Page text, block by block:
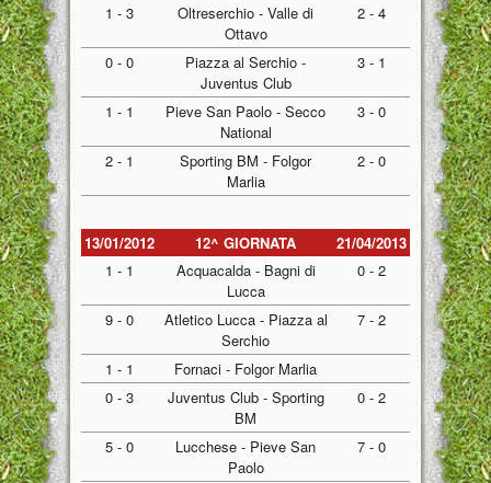
1 - 3
Oltreserchio - Valle di
Ottavo
2 - 4
0 - 0
Piazza al Serchio -
Juventus Club
3 - 1
1 - 1
Pieve San Paolo - Secco
National
3 - 0
2 - 1
Sporting BM - Folgor
Marlia
2 - 0
13/01/2012 12^ GIORNATA
21/04/2013
1 - 1
Acquacalda - Bagni di
Lucca
0 - 2
9 - 0
Atletico Lucca - Piazza al
Serchio
7 - 2
1 - 1
Fornaci - Folgor Marlia
0 - 3
Juventus Club - Sporting
BM
0 - 2
5 - 0
Lucchese - Pieve San
Paolo
7 - 0